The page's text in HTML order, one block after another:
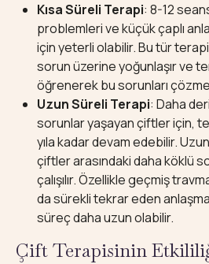
Kısa Süreli Terapi: 8-12
problemleri ve küçük çaplı
için yeterli olabilir. Bu tür
sorun üzerine yoğunlaşır ve
öğrenerek bu sorunları
Uzun Süreli Terapi: Daha
sorunlar yaşayan çiftler için,
yıla kadar devam edebilir.
çiftler arasındaki daha köklü
çalışılır. Özellikle geçmiş
da sürekli tekrar eden
süreç daha uzun olabilir.
Çift Terapisinin